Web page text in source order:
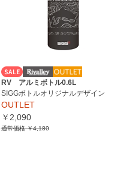
RV アルミボトル0.6L
SIGGボトルオリジナルデザイン
OUTLET
￥2,090
通常価格￥4,180